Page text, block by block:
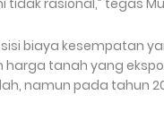
tidak rasional,” tegas
biaya kesempatan
tanah yang
namun pada tahun